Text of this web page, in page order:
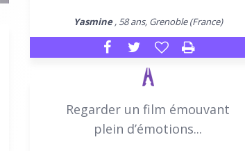
Yasmine, 58 ans, Grenoble (France)
Regarder un film émouvant
plein d’émotions...